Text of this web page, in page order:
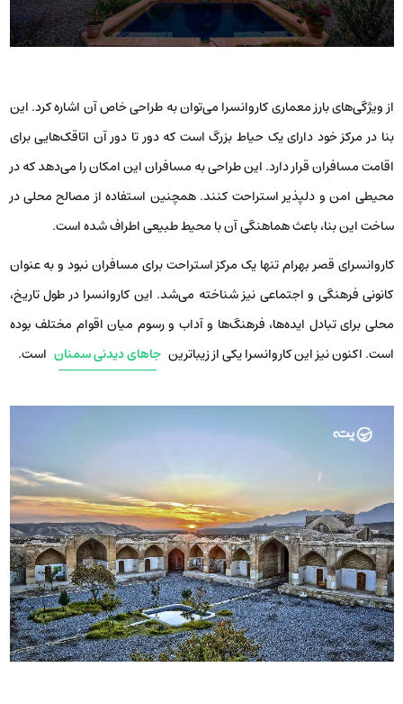
از ویژگی‌های بارز معماری کاروانسرا می‌توان به طراحی خاص آن اشاره کرد. این
بنا در مرکز خود دارای یک حیاط بزرگ است که دور تا دور آن اتاقک‌هایی برای
اقامت مسافران قرار دارد. این طراحی به مسافران این امکان را می‌دهد که در
محیطی امن و دلپذیر استراحت کنند. همچنین استفاده از مصالح محلی در
ساخت این بنا، باعث هماهنگی آن با محیط طبیعی اطراف شده است.
کاروانسرای قصر بهرام تنها یک مرکز استراحت برای مسافران نبود و به عنوان
کانونی فرهنگی و اجتماعی نیز شناخته می‌شد. این کاروانسرا در طول تاریخ،
محلی برای تبادل ایده‌ها، فرهنگ‌ها و آداب و رسوم میان اقوام مختلف بوده
است. اکنون نیز این کاروانسرا یکی از زیباترین جاهای دیدنی سمنان است.